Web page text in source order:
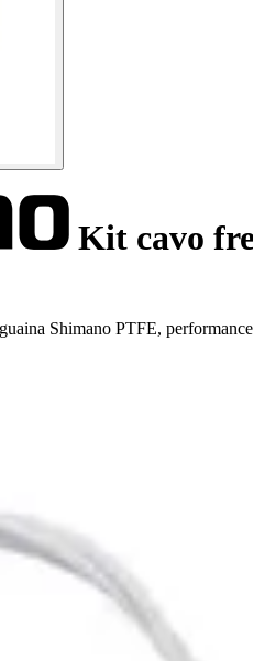
Kit cavo
Shimano PTFE,